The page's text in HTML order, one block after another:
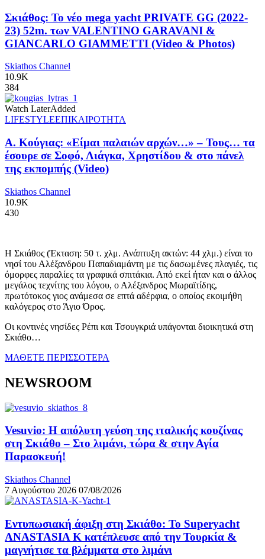
Σκιάθος: Το νέο mega yacht PRIVATE GG (2022-
23) 52m. των VALENTINO GARAVANI &
GIANCARLO GIAMMETTI (Video & Photos)
Skiathos Channel
10.9K
384
Watch LaterAdded
LIFESTYLEΕΠΙΚΑΙΡΟΤΗΤΑ
Α. Κούγιας: «Είμαι παλαιών αρχών…» – Τους… τα
έσουρε σε Σοφό, Λιάγκα, Χρηστίδου & στο πάνελ
της εκπομπής (Video)
Skiathos Channel
10.9K
430
Η Σκιάθος (Έκταση: 50 τ. χλμ. Ανάπτυξη ακτών: 44 χλμ.) είναι το
νησί του Αλέξανδρου Παπαδιαμάντη με τις δασωμένες πλαγιές, τις
όμορφες παραλίες τα γραφικά σπιτάκια. Από εκεί ήταν και ο άλλος
μεγάλος τεχνίτης του λόγου, ο Αλέξανδρος Μωραϊτίδης,
πρωτότοκος γιος ανάμεσα σε επτά αδέρφια, ο οποίος εκοιμήθη
καλόγερος στο Άγιο Όρος.
Οι κοντινές νησίδες Ρέπι και Τσουγκριά υπάγονται διοικητικά στη
Σκιάθο…
ΜΑΘΕΤΕ ΠΕΡΙΣΣΟΤΕΡΑ
NEWSROOM
Vesuvio: Η απόλυτη γεύση της ιταλικής κουζίνας
στη Σκιάθο – Στο λιμάνι, τώρα & στην Αγία
Παρασκευή!
Skiathos Channel
7 Αυγούστου 2026 07/08/2026
Εντυπωσιακή άφιξη στη Σκιάθο: Το Superyacht
ANASTASIA K κατέπλευσε από την Τουρκία &
μαγνήτισε τα βλέμματα στο λιμάνι